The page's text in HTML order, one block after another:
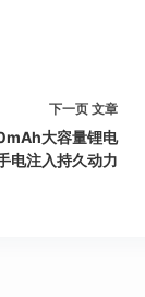
下一页 文章
大容量锂电
电注入持久动力